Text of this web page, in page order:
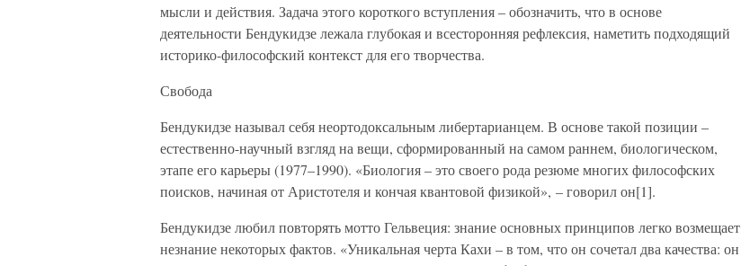
мысли и действия. Задача этого короткого вступления – обозначить, что в основе
деятельности Бендукидзе лежала глубокая и всесторонняя рефлексия, наметить подходящий
историко-философский контекст для его творчества.
Свобода
Бендукидзе называл себя неортодоксальным либертарианцем. В основе такой позиции –
естественно-научный взгляд на вещи, сформированный на самом раннем, биологическом,
этапе его карьеры (1977–1990). «Биология – это своего рода резюме многих философских
поисков, начиная от Аристотеля и кончая квантовой физикой», – говорил он[1].
Бендукидзе любил повторять мотто Гельвеция: знание основных принципов легко возмещает
незнание некоторых фактов. «Уникальная черта Кахи – в том, что он сочетал два качества: он